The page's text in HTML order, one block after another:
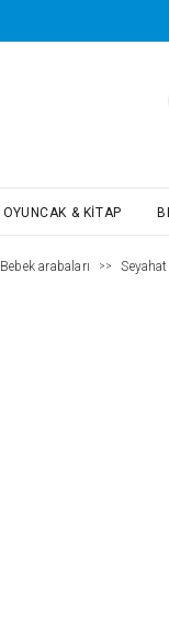
OYUNCAK & KITAP
Bebek arabaları >>